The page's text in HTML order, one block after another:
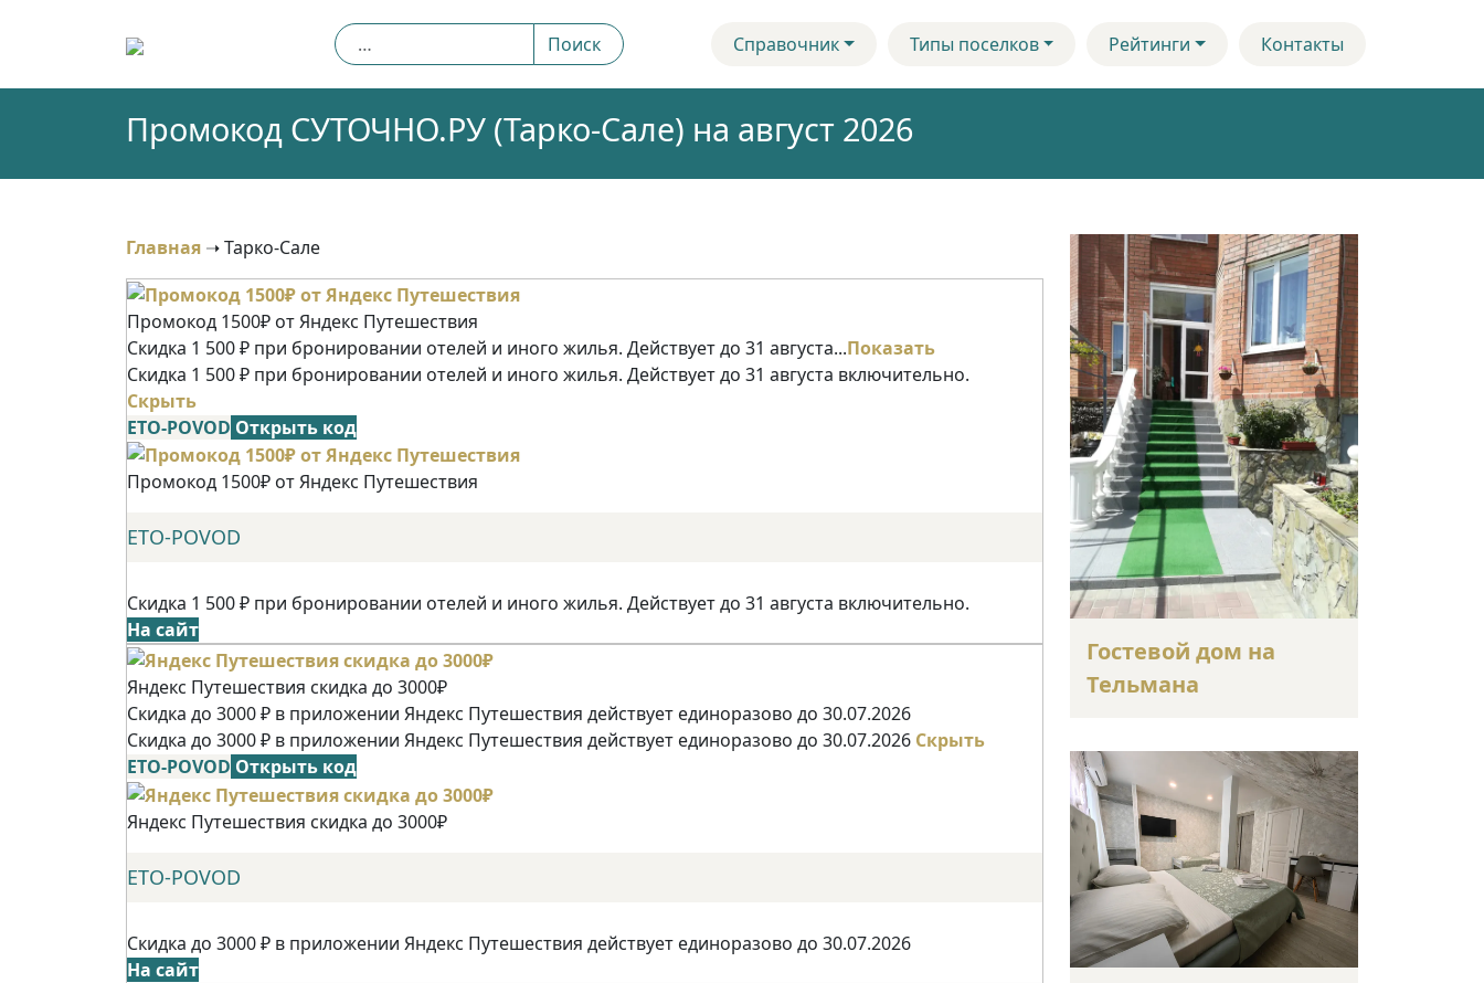
Найти: Поиск Справочник Типы поселков Рейтинги Контакты
Промокод СУТОЧНО.РУ (Тарко-Сале) на август 2026
Главная ➝Тарко-Сале
Промокод 1500₽ от Яндекс Путешествия
Скидка 1 500 ₽ при бронировании отелей и иного жилья. Действует до 31 августа...Показать
Скидка 1 500 ₽ при бронировании отелей и иного жилья. Действует до 31 августа включительно.
Скрыть
ETO-POVOD Открыть код
Промокод 1500₽ от Яндекс Путешествия
ETO-POVOD
Скидка 1 500 ₽ при бронировании отелей и иного жилья. Действует до 31 августа включительно.
На сайт
Яндекс Путешествия скидка до 3000₽
Скидка до 3000 ₽ в приложении Яндекс Путешествия действует единоразово до 30.07.2026
Скидка до 3000 ₽ в приложении Яндекс Путешествия действует единоразово до 30.07.2026 Скрыть
ETO-POVOD Открыть код
Яндекс Путешествия скидка до 3000₽
ETO-POVOD
Скидка до 3000 ₽ в приложении Яндекс Путешествия действует единоразово до 30.07.2026
На сайт
Гостевой дом на
Тельмана